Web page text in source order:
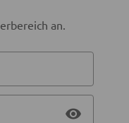
an.
visibility